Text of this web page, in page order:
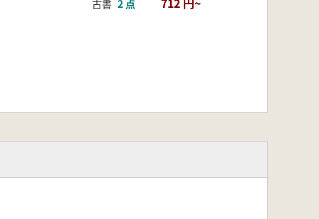
古書 2 点